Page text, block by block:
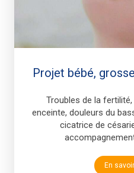
Projet bébé,
Troubles de la
enceinte, douleurs du
cicatrice de
En